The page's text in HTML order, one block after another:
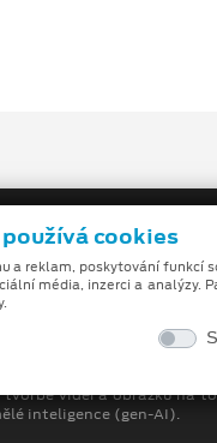
tvorbě videí a obrázků na
inteligence (gen-AI).
cookies
a reklam, poskytování funkcí
média, inzerci a